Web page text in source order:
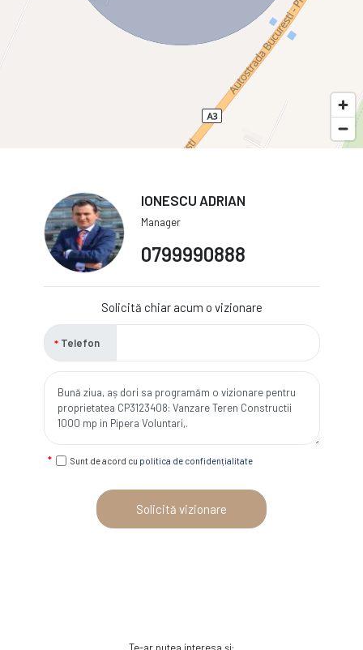
IONESCU ADRIAN
Manager
0799990888
Solicită chiar acum o vizionare
Telefon
Sunt de acord cu politica de confidențialitate
Solicită vizionare